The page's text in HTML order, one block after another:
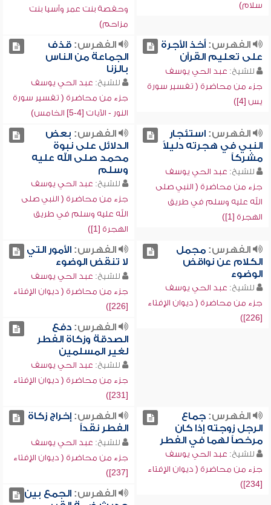
سلام)
وحفصة بنت عمر وآسيا بنت
مزاحم)
الفهرس:أخذ الأجرة
على تعليم القرآن
للشيخ: عبد الحي يوسف
جزء من محاضرة ( تفسير سورة
يس [4])
الفهرس:قذف
الجماعة من الناس
بالزنا
للشيخ: عبد الحي يوسف
جزء من محاضرة ( تفسير سورة
النور - الآيات [4-5] الخامس)
الفهرس:استئجار
النبي في هجرته دليلاً
مشركاً
للشيخ: عبد الحي يوسف
جزء من محاضرة ( النبي صلى
الله عليه وسلم في طريق
الهجرة [1])
الفهرس: بعض
الدلائل على نبوة
محمد صلى الله عليه
وسلم
للشيخ: عبد الحي يوسف
جزء من محاضرة ( النبي صلى
الله عليه وسلم في طريق
الهجرة [1])
الفهرس:مجمل
الكلام عن نواقض
الوضوء
للشيخ: عبد الحي يوسف
جزء من محاضرة ( ديوان الإفتاء
[226])
الفهرس:الأمور التي
لا تنقض الوضوء
للشيخ: عبد الحي يوسف
جزء من محاضرة ( ديوان الإفتاء
[226])
الفهرس:دفع
الصدقة وزكاة الفطر
لغير المسلمين
للشيخ: عبد الحي يوسف
جزء من محاضرة ( ديوان الإفتاء
[231])
الفهرس:جماع
الرجل زوجته إذا كان
مرخصاً لهما في الفطر
للشيخ: عبد الحي يوسف
جزء من محاضرة ( ديوان الإفتاء
[234])
الفهرس:إخراج زكاة
الفطر نقداً
للشيخ: عبد الحي يوسف
جزء من محاضرة ( ديوان الإفتاء
[237])
الفهرس:الجمع بين